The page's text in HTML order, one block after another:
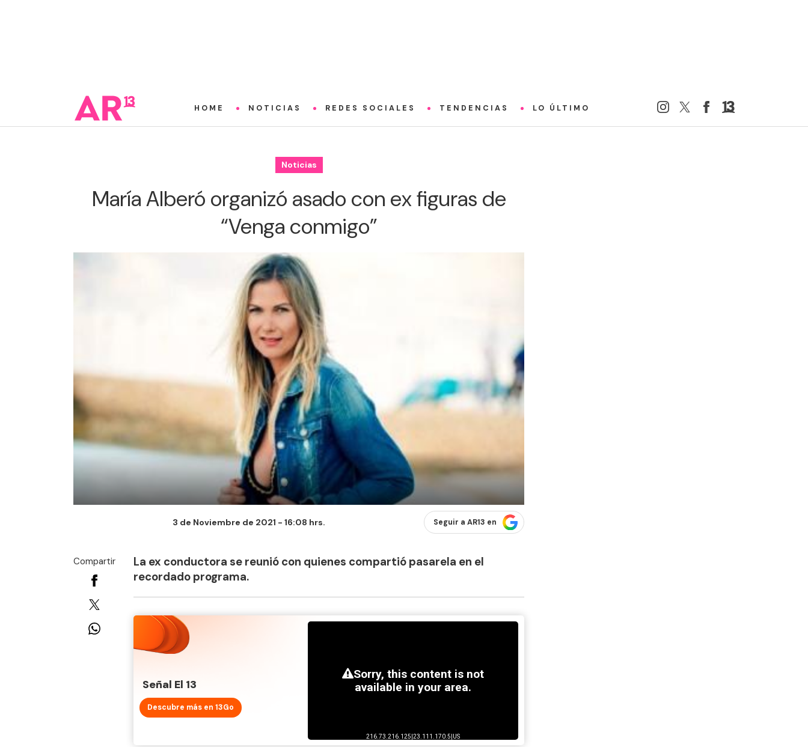
HOME NOTICIAS REDES SOCIALES TENDENCIAS LO ÚLTIMO
Noticias
María Alberó organizó asado con ex figuras de
“Venga conmigo”
3 de Noviembre de 2021 - 16:08 hrs. Seguir a AR13 en
Compartir
La ex conductora se reunió con quienes compartió pasarela en el
recordado programa.
Señal El 13
Descubre más en 13Go